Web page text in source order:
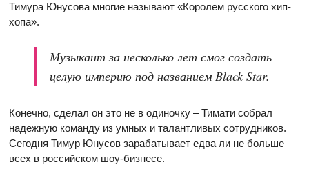
Тимура Юнусова многие называют «Королем русского хип-
хопа».
Музыкант за несколько лет смог создать
целую империю под названием Black Star.
Конечно, сделал он это не в одиночку – Тимати собрал
надежную команду из умных и талантливых сотрудников.
Сегодня Тимур Юнусов зарабатывает едва ли не больше
всех в российском шоу-бизнесе.